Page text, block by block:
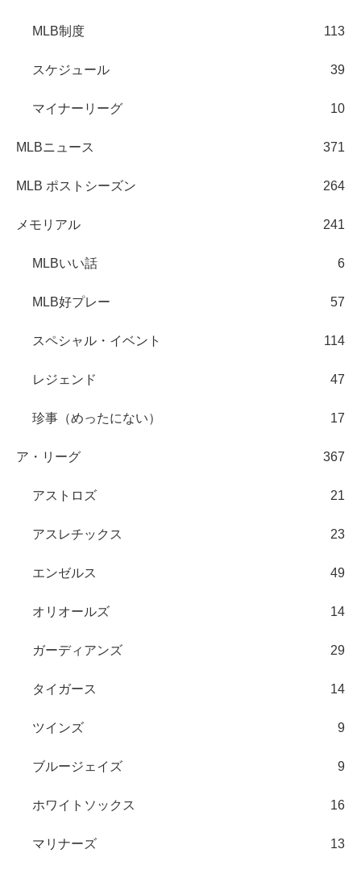
MLB制度 113
スケジュール 39
マイナーリーグ 10
MLBニュース 371
MLB ポストシーズン 264
メモリアル 241
MLBいい話 6
MLB好プレー 57
スペシャル・イベント 114
レジェンド 47
珍事（めったにない） 17
ア・リーグ 367
アストロズ 21
アスレチックス 23
エンゼルス 49
オリオールズ 14
ガーディアンズ 29
タイガース 14
ツインズ 9
ブルージェイズ 9
ホワイトソックス 16
マリナーズ 13